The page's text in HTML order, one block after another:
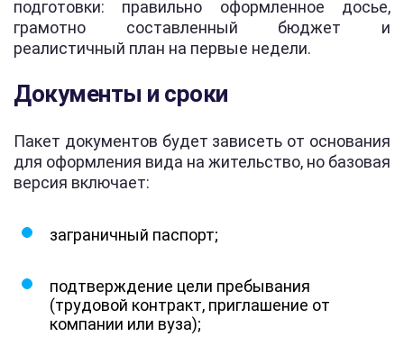
подготовки: правильно оформленное досье,
грамотно составленный бюджет и
реалистичный план на первые недели.
Документы и сроки
Пакет документов будет зависеть от основания
для оформления вида на жительство, но базовая
версия включает:
заграничный паспорт;
подтверждение цели пребывания
(трудовой контракт, приглашение от
компании или вуза);